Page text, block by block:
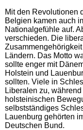
Mit den Revolutionen
Belgien kamen auch
Nationalgefühle auf.
verschieden. Die
Ländern. Das Motto
sollte enger mit
Holstein und
sollten. Viele in
Liberalen zu,
holsteinischen
selbstständiges
Lauenburg gehörten
Deutschen Bund.